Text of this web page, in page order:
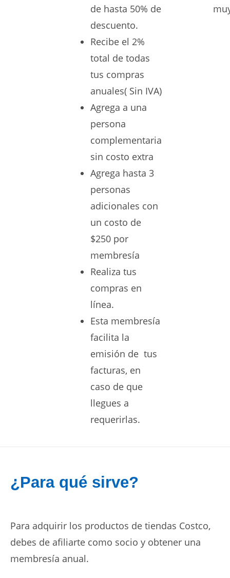
de hasta 50% de
descuento.
Recibe el 2%
total de todas
tus compras
anuales( Sin IVA)
Agrega a una
persona
complementaria
sin costo extra
Agrega hasta 3
personas
adicionales con
un costo de
$250 por
membresía
Realiza tus
compras en
línea.
Esta membresía
facilita la
emisión de tus
facturas, en
caso de que
llegues a
requerirlas.
¿Para qué sirve?
Para adquirir los productos de tiendas Costco,
debes de afiliarte como socio y obtener una
membresía anual.